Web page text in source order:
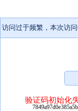
访问过于频繁，本次访问
验证码初始化